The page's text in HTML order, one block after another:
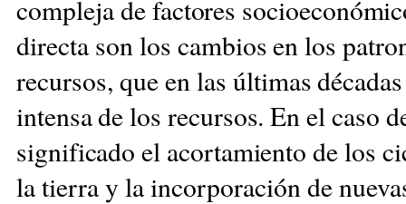
complejade factores
directa son los cambios en los
recursos, que en las últimas
intensa de los recursos. En el caso
significado el acortamientode los
la tierra y la incorporación de